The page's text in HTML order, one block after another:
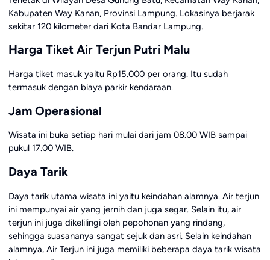
Kabupaten Way Kanan, Provinsi Lampung. Lokasinya berjarak
sekitar 120 kilometer dari Kota Bandar Lampung.
Harga Tiket Air Terjun Putri Malu
Harga tiket masuk yaitu Rp15.000 per orang. Itu sudah
termasuk dengan biaya parkir kendaraan.
Jam Operasional
Wisata ini buka setiap hari mulai dari jam 08.00 WIB sampai
pukul 17.00 WIB.
Daya Tarik
Daya tarik utama wisata ini yaitu keindahan alamnya. Air terjun
ini mempunyai air yang jernih dan juga segar. Selain itu, air
terjun ini juga dikelilingi oleh pepohonan yang rindang,
sehingga suasananya sangat sejuk dan asri. Selain keindahan
alamnya, Air Terjun ini juga memiliki beberapa daya tarik wisata